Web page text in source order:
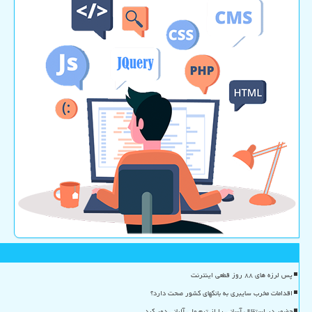
پس لرزه های ۸۸ روز قطعی اینترنت
اقدامات مخرب سایبری به بانکهای کشور صحت دارد؟